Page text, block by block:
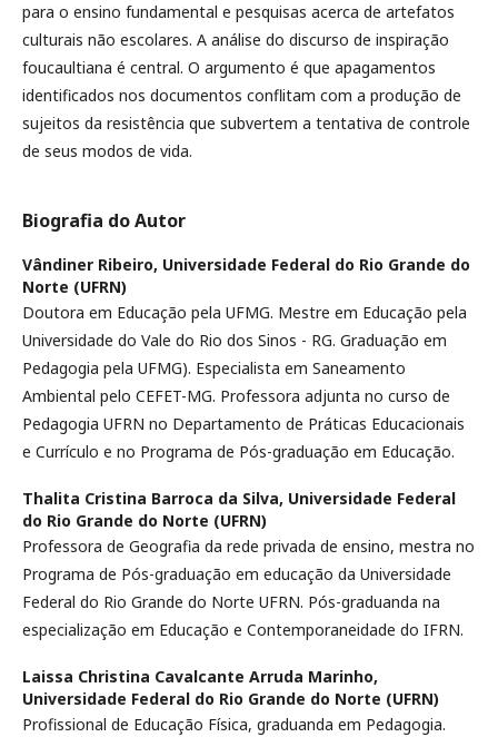
para o ensino fundamental e pesquisas acerca de artefatos
culturais não escolares. A análise do discurso de inspiração
foucaultiana é central. O argumento é que apagamentos
identificados nos documentos conflitam com a produção de
sujeitos da resistência que subvertem a tentativa de controle
de seus modos de vida.
Biografia do Autor
Vândiner Ribeiro, Universidade Federal do Rio Grande do
Norte (UFRN)
Doutora em Educação pela UFMG. Mestre em Educação pela
Universidade do Vale do Rio dos Sinos - RG. Graduação em
Pedagogia pela UFMG). Especialista em Saneamento
Ambiental pelo CEFET-MG. Professora adjunta no curso de
Pedagogia UFRN no Departamento de Práticas Educacionais
e Currículo e no Programa de Pós-graduação em Educação.
Thalita Cristina Barroca da Silva, Universidade Federal
do Rio Grande do Norte (UFRN)
Professora de Geografia da rede privada de ensino, mestra no
Programa de Pós-graduação em educação da Universidade
Federal do Rio Grande do Norte UFRN. Pós-graduanda na
especialização em Educação e Contemporaneidade do IFRN.
Laissa Christina Cavalcante Arruda Marinho,
Universidade Federal do Rio Grande do Norte (UFRN)
Profissional de Educação Física, graduanda em Pedagogia.